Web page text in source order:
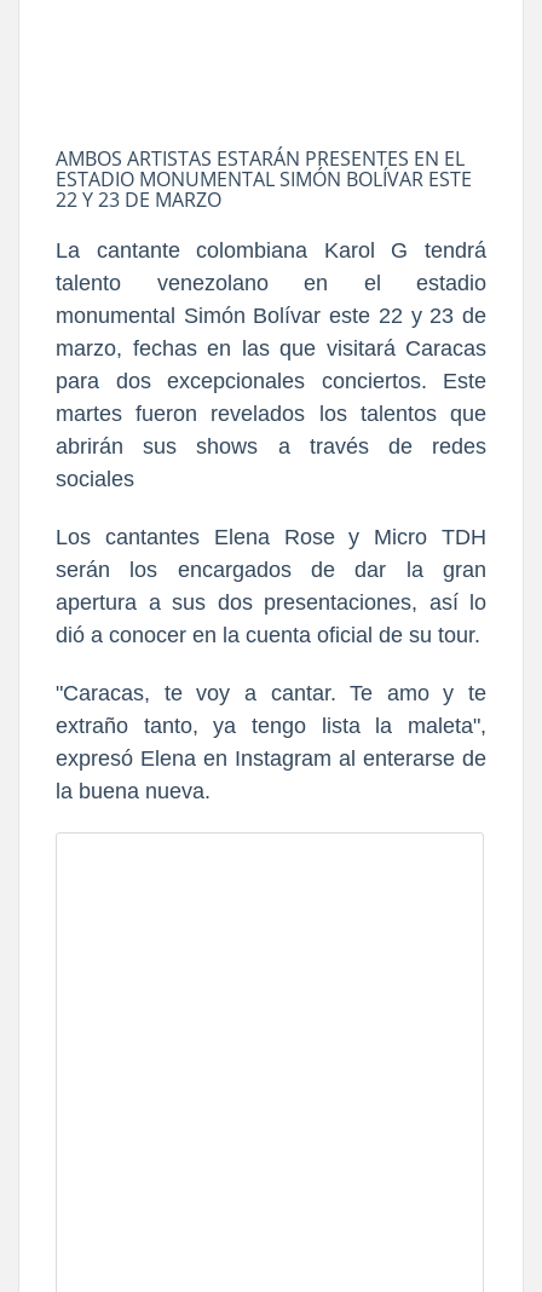
AMBOS ARTISTAS ESTARÁN PRESENTES EN EL
ESTADIO MONUMENTAL SIMÓN BOLÍVAR ESTE
22 Y 23 DE MARZO
La cantante colombiana Karol G tendrá
talento venezolano en el estadio
monumental Simón Bolívar este 22 y 23 de
marzo, fechas en las que visitará Caracas
para dos excepcionales conciertos. Este
martes fueron revelados los talentos que
abrirán sus shows a través de redes
sociales
Los cantantes Elena Rose y Micro TDH
serán los encargados de dar la gran
apertura a sus dos presentaciones, así lo
dió a conocer en la cuenta oficial de su tour.
"Caracas, te voy a cantar. Te amo y te
extraño tanto, ya tengo lista la maleta",
expresó Elena en Instagram al enterarse de
la buena nueva.